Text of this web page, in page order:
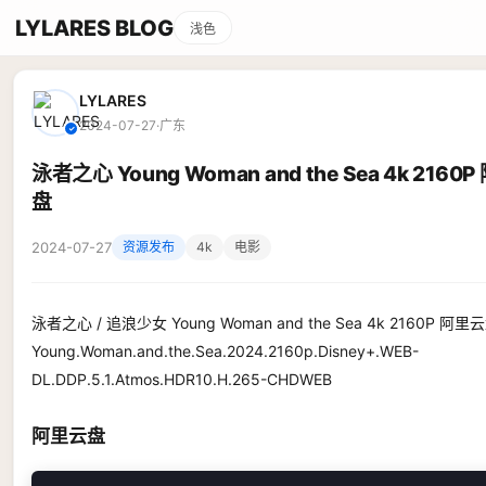
LYLARES BLOG 浅色
✓
LYLARES
2024-07-27·广东
泳者之心 Young Woman and the Sea 4k 2160P
盘
2024-07-27 资源发布 4k 电影
泳者之心 / 追浪少女 Young Woman and the Sea 4k 2160P 阿里
Young.Woman.and.the.Sea.2024.2160p.Disney+.WEB-
DL.DDP.5.1.Atmos.HDR10.H.265-CHDWEB
阿里云盘